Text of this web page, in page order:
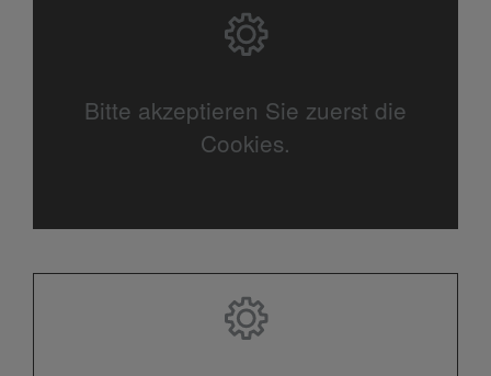
Bitte akzeptieren Sie zuerst die
Cookies.